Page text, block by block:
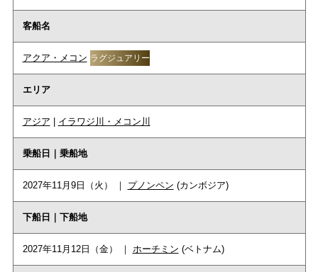
客船名
アクア・メコン ラグジュアリー
エリア
アジア | イラワジ川・メコン川
乗船日｜乗船地
2027年11月9日（火） ｜ プノンペン (カンボジア)
下船日｜下船地
2027年11月12日（金） ｜ ホーチミン (ベトナム)